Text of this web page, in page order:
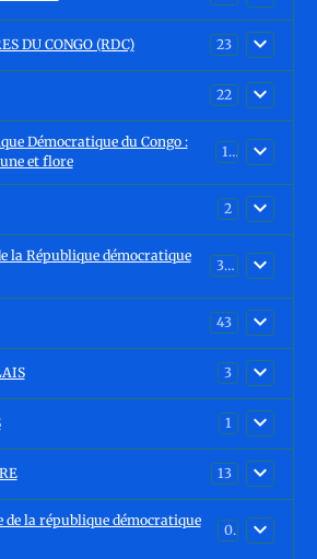
DU CONGO (RDC) 23
22
Démocratique du Congo :
et flore
15
2
la République démocratique
30
43
3
1
13
de la république démocratique
0